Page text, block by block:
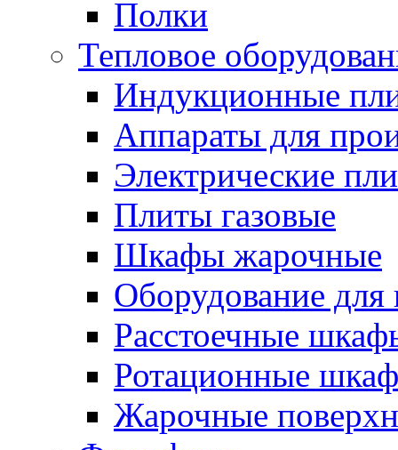
Полки
Тепловое
Индукционные
Аппараты для
Электрические
Плиты газовые
Шкафы жарочные
Оборудование
Расстоечные
Ротационные
Жарочные